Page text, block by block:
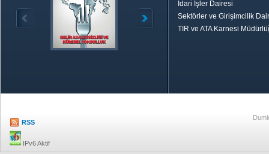
İdari İşler Dairesi
Sektörler ve Girişimcilik
TIR ve ATA Karnesi
RSS
IPv6 Aktif